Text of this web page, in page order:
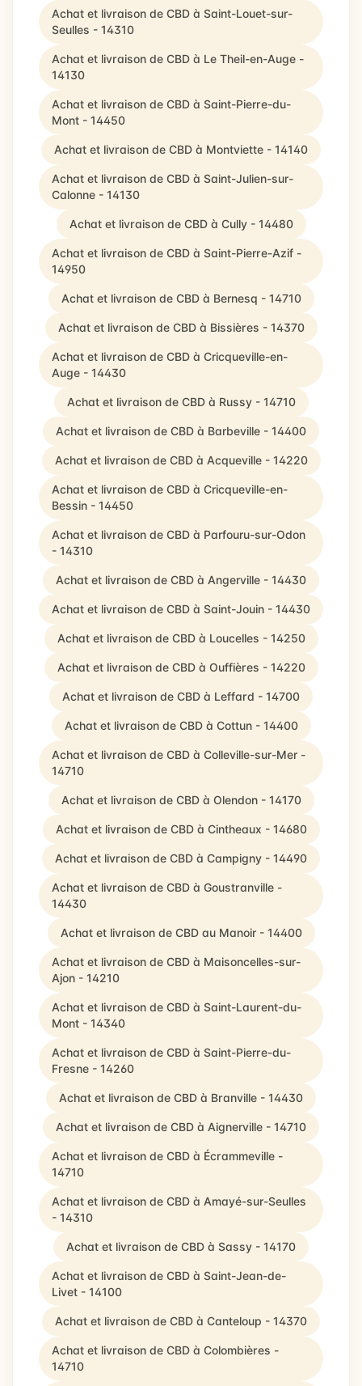
Achat et livraison de CBD à Saint-Louet-sur-
Seulles - 14310
Achat et livraison de CBD à Le Theil-en-Auge -
14130
Achat et livraison de CBD à Saint-Pierre-du-
Mont - 14450
Achat et livraison de CBD à Montviette - 14140
Achat et livraison de CBD à Saint-Julien-sur-
Calonne - 14130
Achat et livraison de CBD à Cully - 14480
Achat et livraison de CBD à Saint-Pierre-Azif -
14950
Achat et livraison de CBD à Bernesq - 14710
Achat et livraison de CBD à Bissières - 14370
Achat et livraison de CBD à Cricqueville-en-
Auge - 14430
Achat et livraison de CBD à Russy - 14710
Achat et livraison de CBD à Barbeville - 14400
Achat et livraison de CBD à Acqueville - 14220
Achat et livraison de CBD à Cricqueville-en-
Bessin - 14450
Achat et livraison de CBD à Parfouru-sur-Odon
- 14310
Achat et livraison de CBD à Angerville - 14430
Achat et livraison de CBD à Saint-Jouin - 14430
Achat et livraison de CBD à Loucelles - 14250
Achat et livraison de CBD à Ouffières - 14220
Achat et livraison de CBD à Leffard - 14700
Achat et livraison de CBD à Cottun - 14400
Achat et livraison de CBD à Colleville-sur-Mer -
14710
Achat et livraison de CBD à Olendon - 14170
Achat et livraison de CBD à Cintheaux - 14680
Achat et livraison de CBD à Campigny - 14490
Achat et livraison de CBD à Goustranville -
14430
Achat et livraison de CBD au Manoir - 14400
Achat et livraison de CBD à Maisoncelles-sur-
Ajon - 14210
Achat et livraison de CBD à Saint-Laurent-du-
Mont - 14340
Achat et livraison de CBD à Saint-Pierre-du-
Fresne - 14260
Achat et livraison de CBD à Branville - 14430
Achat et livraison de CBD à Aignerville - 14710
Achat et livraison de CBD à Écrammeville -
14710
Achat et livraison de CBD à Amayé-sur-Seulles
- 14310
Achat et livraison de CBD à Sassy - 14170
Achat et livraison de CBD à Saint-Jean-de-
Livet - 14100
Achat et livraison de CBD à Canteloup - 14370
Achat et livraison de CBD à Colombières -
14710